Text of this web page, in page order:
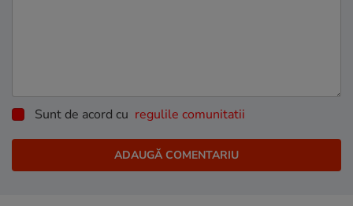
Sunt de acord cu regulile comunitatii